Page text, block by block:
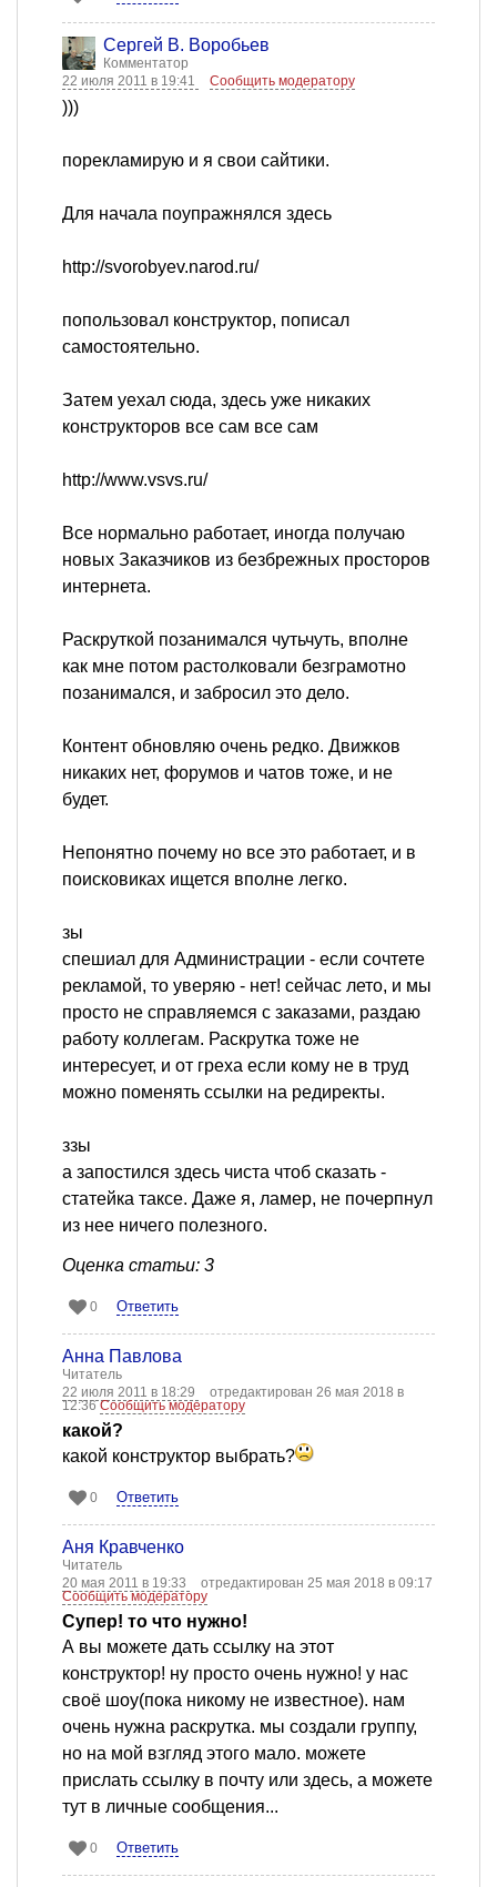
Сергей В. Воробьев
Комментатор
22 июля 2011 в 19:41
Сообщить модератору
)))
порекламирую и я свои сайтики.
Для начала поупражнялся здесь
http://svorobyev.narod.ru/
попользовал конструктор, пописал
самостоятельно.
Затем уехал сюда, здесь уже никаких
конструкторов все сам все сам
http://www.vsvs.ru/
Все нормально работает, иногда получаю
новых Заказчиков из безбрежных просторов
интернета.
Раскруткой позанимался чутьчуть, вполне
как мне потом растолковали безграмотно
позанимался, и забросил это дело.
Контент обновляю очень редко. Движков
никаких нет, форумов и чатов тоже, и не
будет.
Непонятно почему но все это работает, и в
поисковиках ищется вполне легко.
зы
спешиал для Администрации - если сочтете
рекламой, то уверяю - нет! сейчас лето, и мы
просто не справляемся с заказами, раздаю
работу коллегам. Раскрутка тоже не
интересует, и от греха если кому не в труд
можно поменять ссылки на редиректы.
ззы
а запостился здесь чиста чтоб сказать -
статейка таксе. Даже я, ламер, не почерпнул
из нее ничего полезного.
Оценка статьи: 3
0 Ответить
Анна Павлова
Читатель
22 июля 2011 в 18:29
отредактирован 26 мая 2018 в
12:36Сообщить модератору
какой?
какой конструктор выбрать?
0 Ответить
Аня Кравченко
Читатель
20 мая 2011 в 19:33
отредактирован 25 мая 2018 в 09:17
Сообщить модератору
Супер! то что нужно!
А вы можете дать ссылку на этот
конструктор! ну просто очень нужно! у нас
своё шоу(пока никому не известное). нам
очень нужна раскрутка. мы создали группу,
но на мой взгляд этого мало. можете
прислать ссылку в почту или здесь, а можете
тут в личные сообщения...
0 Ответить